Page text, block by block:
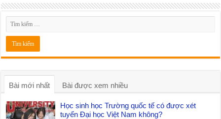
Bài mới nhất Bài được xem nhiều
Học sinh học Trường quốc tế có được xét
tuyển Đại học Việt Nam không?